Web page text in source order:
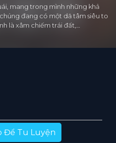
mang trong mình những khả
đang có một dã tâm siêu to
là xâm chiếm trái đất,…
Để Tu Luyện